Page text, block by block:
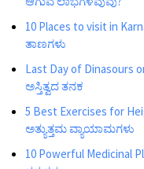
10 Places to visit in
ತಾಣಗಳು
Last Day of
ಅಸ್ತಿತ್ವದ ತನಕ
5 Best Exercises for
ಅತ್ಯುತ್ತಮ ವ್ಯಾಯಾಮಗಳು
10 Powerful